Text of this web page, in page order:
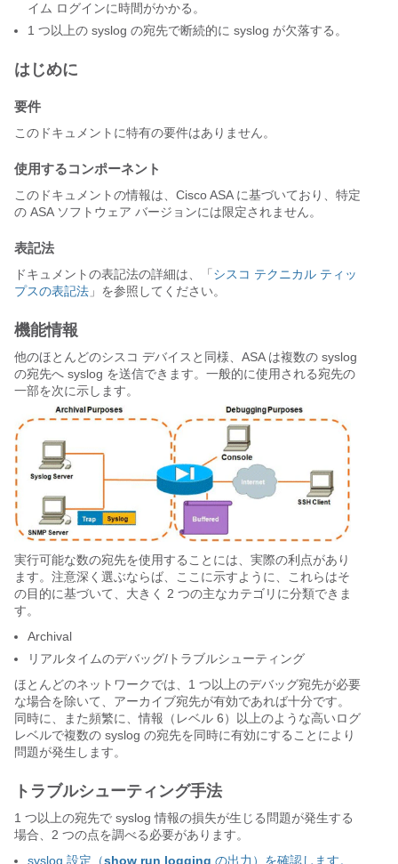
イム ログインに時間がかかる。
1 つ以上の syslog の宛先で断続的に syslog が欠落する。
はじめに
要件
このドキュメントに特有の要件はありません。
使用するコンポーネント
このドキュメントの情報は、Cisco ASA に基づいており、特定
の ASA ソフトウェア バージョンには限定されません。
表記法
ドキュメントの表記法の詳細は、「 シスコ テクニカル ティッ
プスの表記法 」を参照してください。
機能情報
他のほとんどのシスコ デバイスと同様、ASA は複数の syslog
の宛先へ syslog を送信できます。一般的に使用される宛先の
一部を次に示します。
実行可能な数の宛先を使用することには、実際の利点があり
ます。注意深く選ぶならば、ここに示すように、これらはそ
の目的に基づいて、大きく 2 つの主なカテゴリに分類できま
す。
Archival
リアルタイムのデバッグ/トラブルシューティング
ほとんどのネットワークでは、1 つ以上のデバッグ宛先が必要
な場合を除いて、アーカイブ宛先が有効であれば十分です。
同時に、また頻繁に、情報（レベル 6）以上のような高いログ
レベルで複数の syslog の宛先を同時に有効にすることにより
問題が発生します。
トラブルシューティング手法
1 つ以上の宛先で syslog 情報の損失が生じる問題が発生する
場合、2 つの点を調べる必要があります。
syslog 設定（show run logging の出力）を確認します。